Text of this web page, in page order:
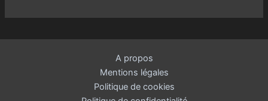
A propos
Mentions légales
Politique de cookies